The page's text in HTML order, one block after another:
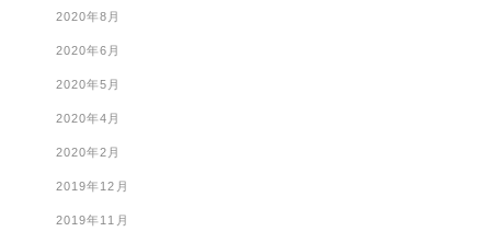
2020年8月
2020年6月
2020年5月
2020年4月
2020年2月
2019年12月
2019年11月